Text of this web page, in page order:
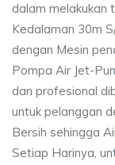
dalam melakukan
Kedalaman 30m
dengan Mesin
Pompa Air Jet-
dan profesional
untuk pelanggan
Bersih sehingga
Setiap Harinya,